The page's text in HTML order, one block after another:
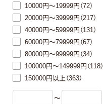
10000円～19999円（72）
20000円～39999円（217）
40000円～59999円（131）
60000円～79999円（67）
80000円～99999円（34）
100000円～149999円（118）
150000円以上（363）
〜